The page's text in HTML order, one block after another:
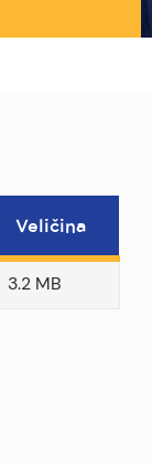
Veličina
3.2 MB